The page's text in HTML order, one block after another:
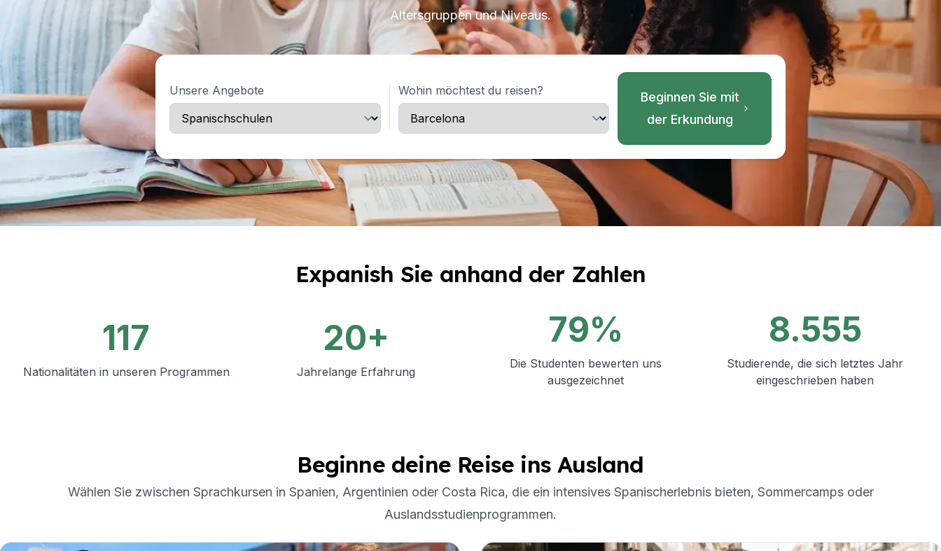
Abendlicher Gruppenkurs
Langzeitkurse
50+ Programm
Prüfungsvorbereitung DELE
Privatunterricht
Málaga
Spanischschule in Málaga
Gruppen-Spanischunterricht
Abendlicher Gruppenkurs
Langzeitkurse
50+ Programm
Prüfungsvorbereitung DELE
Prüfungsvorbereitung SIELE
Spanische Schule in Buenos Aires
Langzeitkurse
50+ Programm
Prüfungsvorbereitung DELE
Prüfungsvorbereitung SIELE
Intensiv- und Surf-Gruppenkurs
Privater Spanischunterricht
Altersgruppen und Niveaus.
Unsere Angebote Wohin möchtest du reisen?
Beginnen Sie mit
der Erkundung
Expanish Sie anhand der Zahlen
117
Nationalitäten in unseren Programmen
20+
Jahrelange Erfahrung
79%
Die Studenten bewerten uns
ausgezeichnet
8.555
Studierende, die sich letztes Jahr
eingeschrieben haben
Beginne deine Reise ins Ausland
Wählen Sie zwischen Sprachkursen in Spanien, Argentinien oder Costa Rica, die ein intensives Spanischerlebnis bieten, Sommercamps oder
Auslandsstudienprogrammen.